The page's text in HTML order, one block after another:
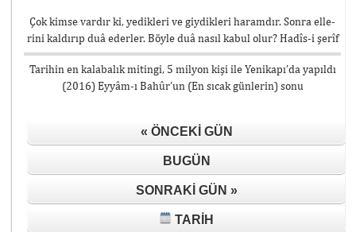
Çok kimse vardır ki, yedikleri ve giydikleri haramdır. Sonra elle-
rini kaldırıp duâ ederler. Böyle duâ nasıl kabul olur? Hadîs-i şerîf
Tarihin en kalabalık mitingi, 5 milyon kişi ile Yenikapı’da yapıldı
(2016) Eyyâm-ı Bahûr’un (En sıcak günlerin) sonu
« ÖNCEKI GÜN
BUGÜN
SONRAKI GÜN »
TARIH